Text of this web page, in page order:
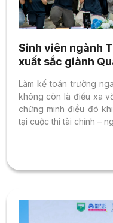
Sinh viên ngành
xuất sắc giành
Làm kế toán trưởng
không còn là điều xa
chứng minh điều đó
tại cuộc thi tài chính –